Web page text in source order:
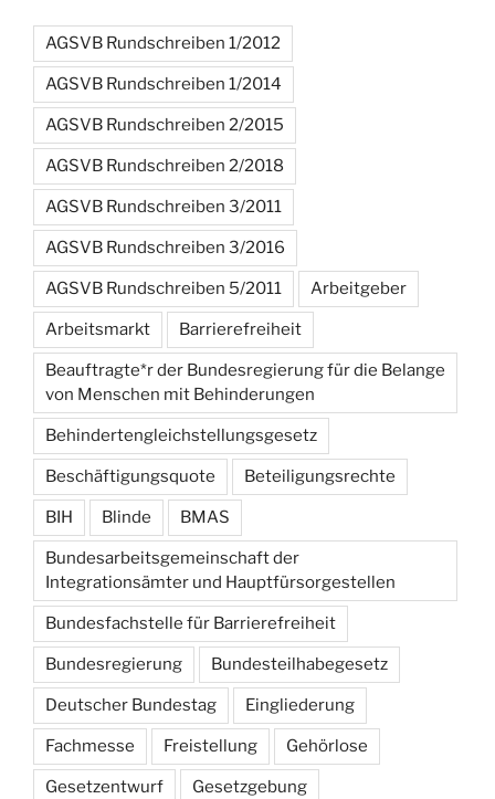
AGSVB Rundschreiben 1/2012
AGSVB Rundschreiben 1/2014
AGSVB Rundschreiben 2/2015
AGSVB Rundschreiben 2/2018
AGSVB Rundschreiben 3/2011
AGSVB Rundschreiben 3/2016
AGSVB Rundschreiben 5/2011 Arbeitgeber
Arbeitsmarkt Barrierefreiheit
Beauftragte*r der Bundesregierung für die Belange
von Menschen mit Behinderungen
Behindertengleichstellungsgesetz
Beschäftigungsquote Beteiligungsrechte
BIH Blinde BMAS
Bundesarbeitsgemeinschaft der
Integrationsämter und Hauptfürsorgestellen
Bundesfachstelle für Barrierefreiheit
Bundesregierung Bundesteilhabegesetz
Deutscher Bundestag Eingliederung
Fachmesse Freistellung Gehörlose
Gesetzentwurf Gesetzgebung